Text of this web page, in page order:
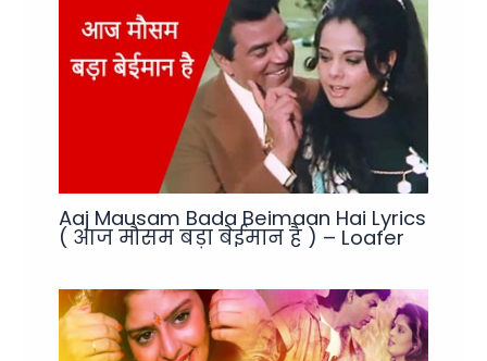
Aaj Mausam Bada Beimaan Hai Lyrics
( आज मौसम बड़ा बेईमान है ) – Loafer